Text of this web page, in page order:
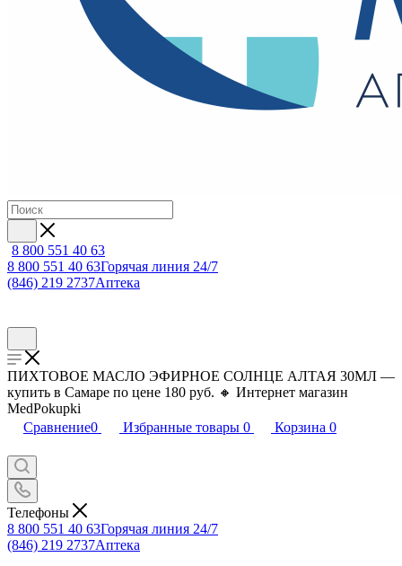
8 800 551 40 63
8 800 551 40 63Горячая линия 24/7
(846) 219 2737Аптека
ПИХТОВОЕ МАСЛО ЭФИРНОЕ СОЛНЦЕ АЛТАЯ 30МЛ —
купить в Самаре по цене 180 руб. 🔸 Интернет магазин
MedPokupki
Сравнение0 Избранные товары 0 Корзина 0
Телефоны
8 800 551 40 63Горячая линия 24/7
(846) 219 2737Аптека